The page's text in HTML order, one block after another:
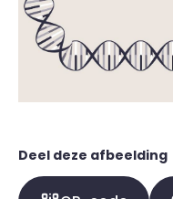
Deel deze afbeelding